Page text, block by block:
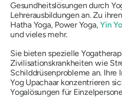
Gesundheitslösungen durch
Lehrerausbildungen an. Zu
Hatha Yoga, Power Yoga,Yin
und vieles mehr.
Sie bieten spezielle
Zivilisationskrankheiten wie
Schilddrüsenprobleme an. Ihre
Yog Upachaar konzentrieren
Yogalösungen für